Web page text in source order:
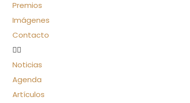
Premios
Imágenes
Contacto
Noticias
Agenda
Artículos